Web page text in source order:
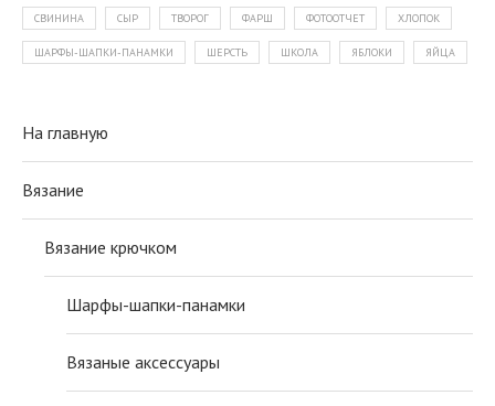
СВИНИНА СЫР ТВОРОГ ФАРШ ФОТООТЧЕТ ХЛОПОК
ШАРФЫ-ШАПКИ-ПАНАМКИ ШЕРСТЬ ШКОЛА ЯБЛОКИ ЯЙЦА
На главную
Вязание
Вязание крючком
Шарфы-шапки-панамки
Вязаные аксессуары